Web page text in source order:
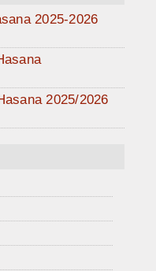
2025-2026
2025/2026